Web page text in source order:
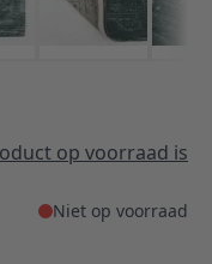
op voorraad is
Niet op voorraad